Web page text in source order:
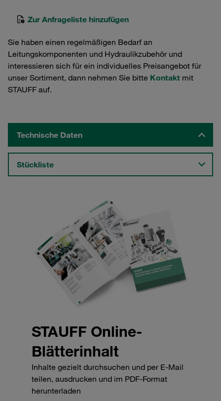
Zur Anfrageliste hinzufügen
Sie haben einen regelmäßigen Bedarf an
Leitungskomponenten und Hydraulikzubehör und
interessieren sich für ein individuelles Preisangebot für
unser Sortiment, dann nehmen Sie bitte Kontakt mit
STAUFF auf.
Technische Daten
Stückliste
STAUFF Online-
Blätterinhalt
Inhalte gezielt durchsuchen und per E-Mail
teilen, ausdrucken und im PDF-Format
herunterladen